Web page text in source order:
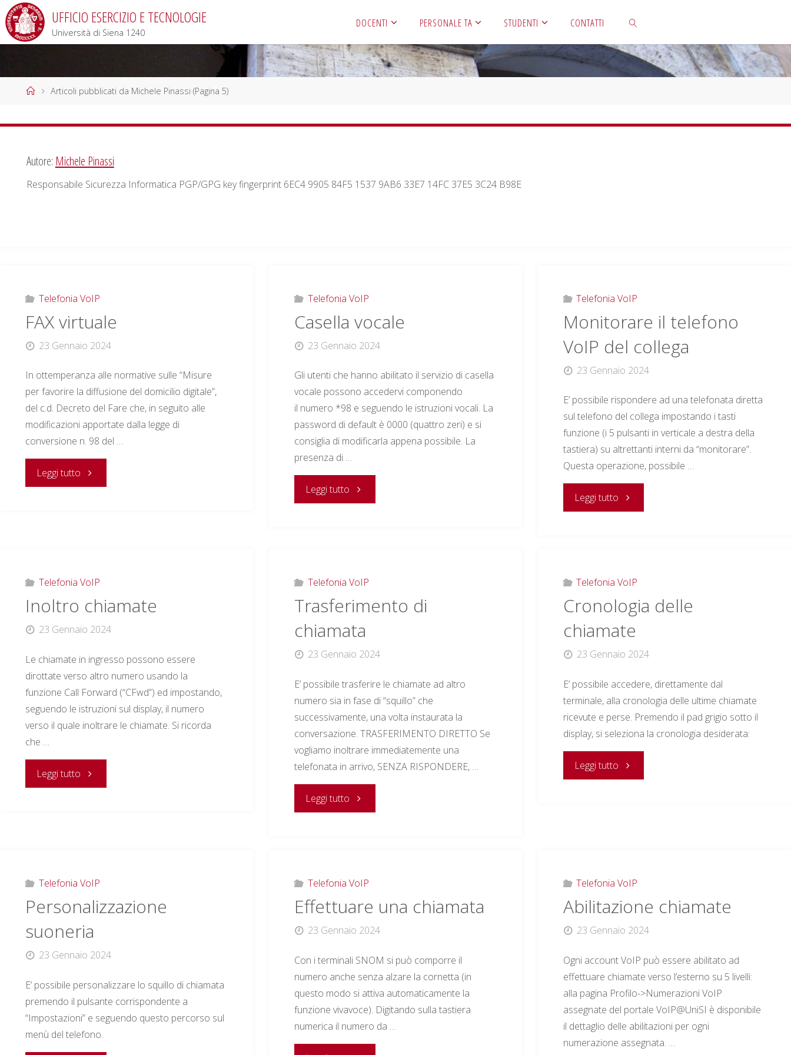
Salta
al
contenuto
UFFICIO ESERCIZIO E TECNOLOGIE
Università di Siena 1240
DOCENTI PERSONALE TA STUDENTI CONTATTI
CERCA
HomeArticoli pubblicati da Michele Pinassi (Pagina 5)
Autore: Michele Pinassi
Responsabile Sicurezza Informatica PGP/GPG key fingerprint 6EC4 9905 84F5 1537 9AB6 33E7 14FC 37E5 3C24 B98E
Telefonia VoIP
FAX virtuale
23 Gennaio 2024
In ottemperanza alle normative sulle “Misure
per favorire la diffusione del domicilio digitale”,
del c.d. Decreto del Fare che, in seguito alle
modificazioni apportate dalla legge di
conversione n. 98 del …
Leggi tutto "FAX
Telefonia VoIP
Casella vocale
23 Gennaio 2024
Gli utenti che hanno abilitato il servizio di casella
vocale possono accedervi componendo
il numero *98 e seguendo le istruzioni vocali. La
password di default è 0000 (quattro zeri) e si
consiglia di modificarla appena possibile. La
presenza di …
Leggi tutto "Casella
Telefonia VoIP
Monitorare il telefono
VoIP del collega
23 Gennaio 2024
E’ possibile rispondere ad una telefonata diretta
sul telefono del collega impostando i tasti
funzione (i 5 pulsanti in verticale a destra della
tastiera) su altrettanti interni da “monitorare”.
Questa operazione, possibile …
Leggi tutto "Monitorare
VoIP
del
collega"
Telefonia VoIP
Inoltro chiamate
23 Gennaio 2024
Le chiamate in ingresso possono essere
dirottate verso altro numero usando la
funzione Call Forward (“CFwd”) ed impostando,
seguendo le istruzioni sul display, il numero
verso il quale inoltrare le chiamate. Si ricorda
che …
Leggi tutto "Inoltro
Telefonia VoIP
Trasferimento di
chiamata
23 Gennaio 2024
E’ possibile trasferire le chiamate ad altro
numero sia in fase di “squillo” che
successivamente, una volta instaurata la
conversazione. TRASFERIMENTO DIRETTO Se
vogliamo inoltrare immediatemente una
telefonata in arrivo, SENZA RISPONDERE, …
Leggi tutto "Trasferimento
Telefonia VoIP
Cronologia delle
chiamate
23 Gennaio 2024
E’ possibile accedere, direttamente dal
terminale, alla cronologia delle ultime chiamate
ricevute e perse. Premendo il pad grigio sotto il
display, si seleziona la cronologia desiderata:
Leggi tutto "Cronologia
Telefonia VoIP
Personalizzazione
suoneria
23 Gennaio 2024
E’ possibile personalizzare lo squillo di chiamata
premendo il pulsante corrispondente a
“Impostazioni” e seguendo questo percorso sul
menù del telefono.
Telefonia VoIP
Effettuare una chiamata
23 Gennaio 2024
Con i terminali SNOM si può comporre il
numero anche senza alzare la cornetta (in
questo modo si attiva automaticamente la
funzione vivavoce). Digitando sulla tastiera
numerica il numero da …
Telefonia VoIP
Abilitazione chiamate
23 Gennaio 2024
Ogni account VoIP può essere abilitato ad
effettuare chiamate verso l’esterno su 5 livelli:
alla pagina Profilo->Numerazioni VoIP
assegnate del portale VoIP@UniSI è disponibile
il dettaglio delle abilitazioni per ogni
numerazione assegnata. …